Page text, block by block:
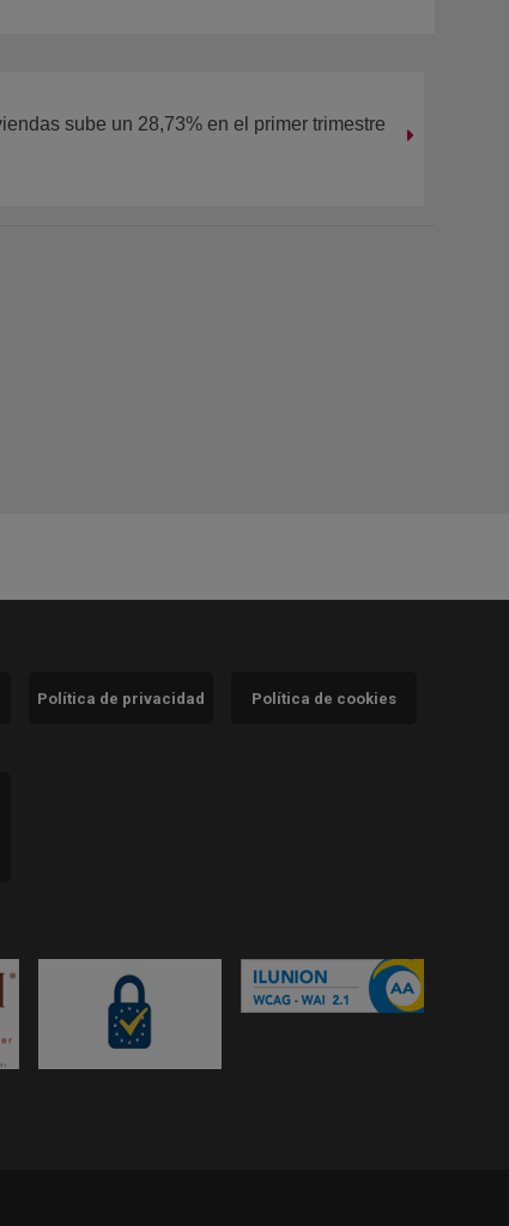
sube un 28,73% en el primer trimestre
Política de privacidad Política de cookies